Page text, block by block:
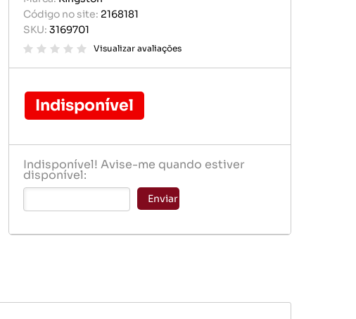
Carregador portátil
Cartão de memória
Pilhas e baterias
Pilhas e baterias
Relogio
Código no site: 2168181
SKU: 3169701
Visualizar avaliações
Indisponível
Indisponível! Avise-me quando estiver
disponível:
Enviar